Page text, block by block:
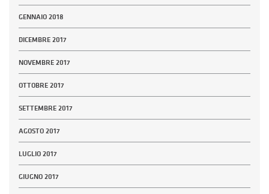
GENNAIO 2018
DICEMBRE 2017
NOVEMBRE 2017
OTTOBRE 2017
SETTEMBRE 2017
AGOSTO 2017
LUGLIO 2017
GIUGNO 2017